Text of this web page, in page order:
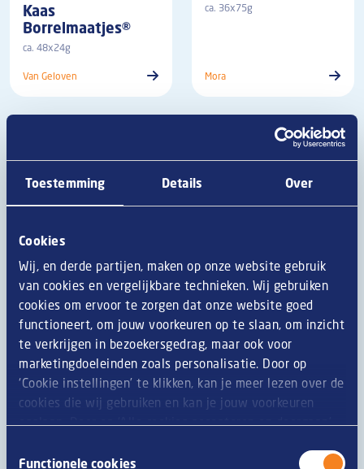
Toestemming Details Over
Cookies
Wij, en derde partijen, maken op onze website gebruik
van cookies en vergelijkbare technieken. Wij gebruiken
cookies om ervoor te zorgen dat onze website goed
functioneert, om jouw voorkeuren op te slaan, om inzicht
te verkrijgen in bezoekersgedrag, maar ook voor
marketingdoeleinden zoals personalisatie. Door op
‘Cookie instellingen’ te klikken, kan je meer lezen over de
cookies die wij gebruiken en kan je jouw voorkeuren
opslaan. Door op ‘Alle cookies accepteren en doorgaan’
cookies zoals omschreven in onze
Functionele cookies
Kaas
Borrelmaatjes®
ca. 48x24g
Van Geloven
ca. 36x75g
Mora
Mora Oven Airfryer
Mini Mix
ca. 48x20g
Mora
bites
ca. 48x23g
Mora